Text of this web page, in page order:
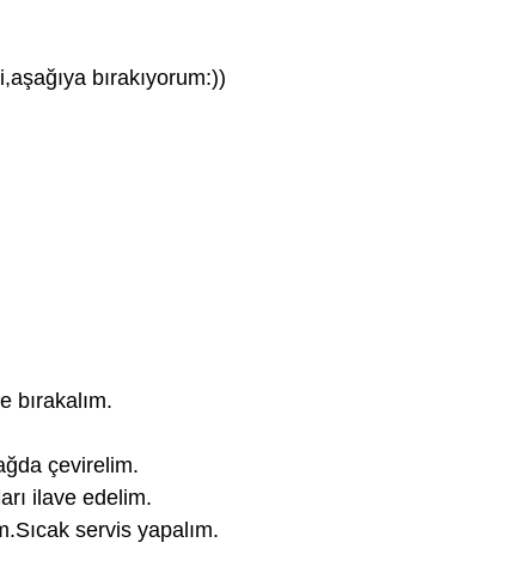
bırakıyorum:))
bırakalım.
çevirelim.
ilave edelim.
servis yapalım.